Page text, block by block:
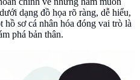
dạng đồ họa rõ ràng, dễ hiểu,
hồ sơ cá nhân hóa đóng vai trò là
phá bản thân.